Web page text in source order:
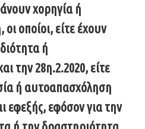
χορηγία ή
οποίοι, είτε έχουν
ή
την 28η.2.2020, είτε
ή αυτοαπασχόληση
εφεξής, εφόσον για την
ή την δραστηριότητα